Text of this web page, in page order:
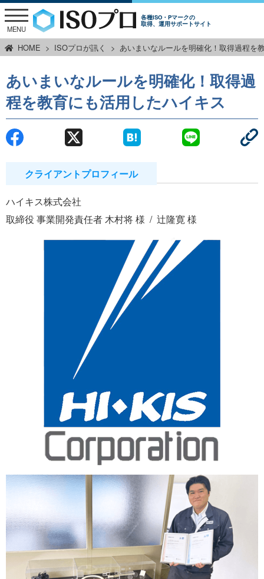
各種ISO・Pマークの
取得、運用サポートサイト
MENU
HOME ISOプロが訊く あいまいなルールを明確化！取得過程を
あいまいなルールを明確化！取得過
程を教育にも活用したハイキス
クライアントプロフィール
ハイキス株式会社
取締役 事業開発責任者 木村将 様
辻隆寛 様